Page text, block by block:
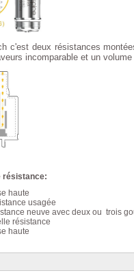
c'est deux résistances
incomparable et un
résistance:
haute
usagée
neuve avec deux ou trois
résistance
haute